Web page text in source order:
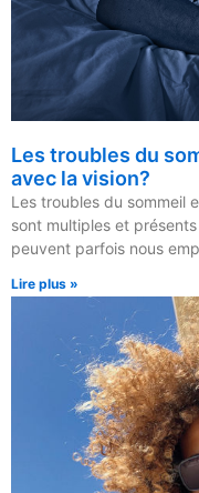
Les troubles du
avec la vision?
Les troubles du sommeil
sont multiples et
peuvent parfois nous
Lire plus »